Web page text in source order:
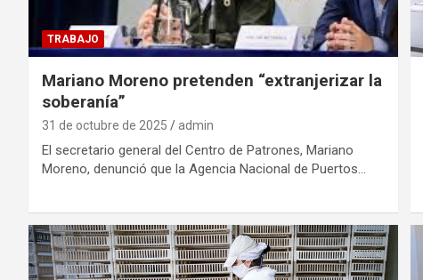
TRABAJO
Mariano Moreno pretenden “extranjerizar la
soberanía”
31 de octubre de 2025 admin
El secretario general del Centro de Patrones, Mariano
Moreno, denunció que la Agencia Nacional de Puertos…